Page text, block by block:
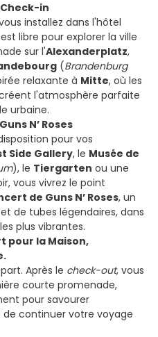
in
installez dans l'hôtel
libre pour explorer la ville
sur l'Alexanderplatz,
(Brandenburg
relaxante à Mitte, où les
l'atmosphère parfaite
urbaine.
N’ Roses
pour vos
Side Gallery, le Musée de
), le Tiergarten ou une
vous vivrez le point
de Guns N’ Roses, un
de tubes légendaires, dans
plus vibrantes.
pour la Maison,
Après le check-out, vous
courte promenade,
pour savourer
continuer votre voyage